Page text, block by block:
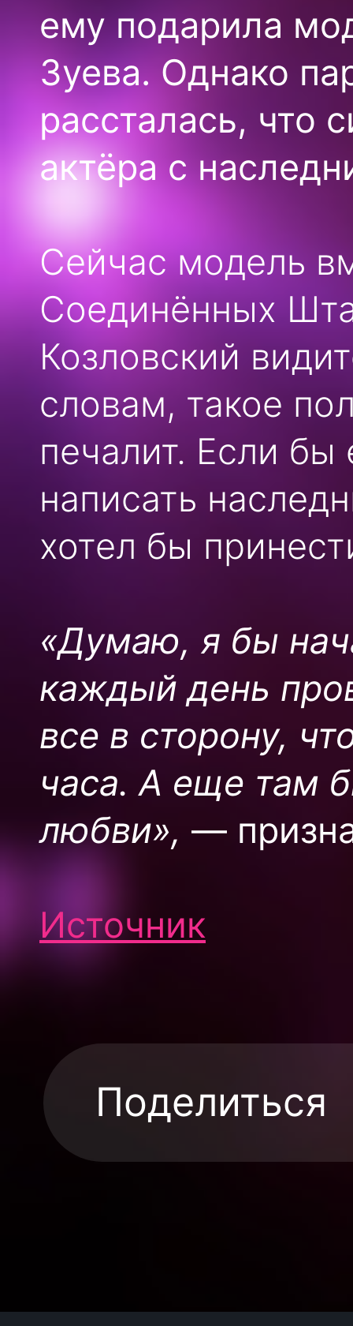
ему подарила
Зуева. Однако
рассталась, что
актёра с
Сейчас модель
Соединённых
Козловский
словам, такое
печалит. Если
написать
хотел бы
«Думаю, я бы
каждый день
все в сторону,
часа. А еще там
любви», —
Источник
Поделиться